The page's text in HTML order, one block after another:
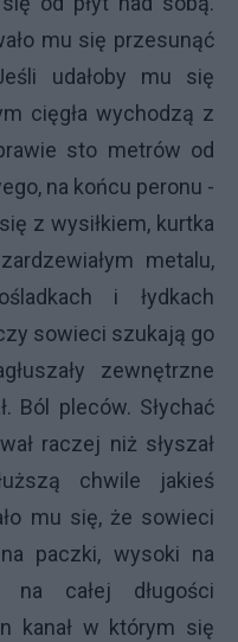
mu się przesunąć
udałoby mu się
cięgła wychodzą z
sto metrów od
na końcu peronu -
z wysiłkiem, kurtka
metalu,
i łydkach
sowieci szukają go
zewnętrzne
Ból pleców. Słychać
raczej niż słyszał
chwile jakieś
mu się, że sowieci
paczki, wysoki na
całej długości
kanał w którym się